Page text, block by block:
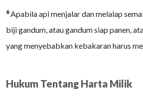
6Apabila api menjalar dan melalap
biji gandum, atau gandum siap panen,
yang menyebabkan kebakaran harus
Hukum Tentang Harta Milik